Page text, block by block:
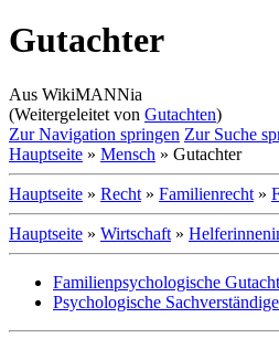
Gutachter
Aus WikiMANNia
(Weitergeleitet von Gutachten)
Zur Navigation springen Zur Suche
Hauptseite » Mensch » Gutachter
Hauptseite » Recht » Familienrecht »
Hauptseite » Wirtschaft »
Familienpsychologische
Psychologische Sachverständige